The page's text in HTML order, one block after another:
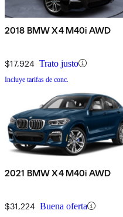
2018 BMW X4 M40i AWD
$17,924 Trato justo
Incluye tarifas de conc.
2021 BMW X4 M40i AWD
$31,224 Buena oferta